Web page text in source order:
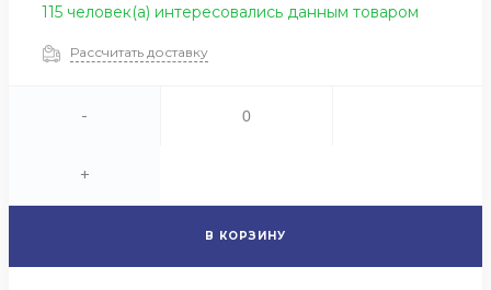
115 человек(а) интересовались данным товаром
Рассчитать доставку
-
+
В КОРЗИНУ